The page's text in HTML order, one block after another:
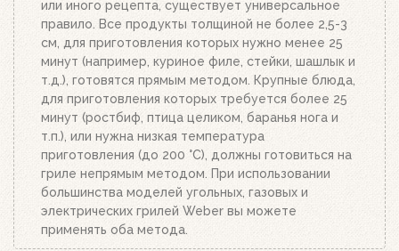
или иного рецепта, существует универсальное
правило. Все продукты толщиной не более 2,5-3
см, для приготовления которых нужно менее 25
минут (например, куриное филе, стейки, шашлык и
т.д.), готовятся прямым методом. Крупные блюда,
для приготовления которых требуется более 25
минут (ростбиф, птица целиком, баранья нога и
т.п.), или нужна низкая температура
приготовления (до 200 °C), должны готовиться на
гриле непрямым методом. При использовании
большинства моделей угольных, газовых и
электрических грилей Weber вы можете
применять оба метода.